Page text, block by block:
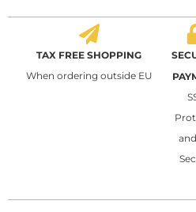
TAX FREE SHOPPING
When ordering outside EU